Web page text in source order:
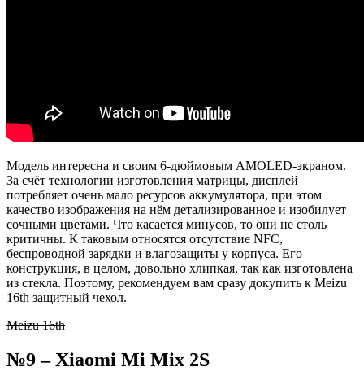
Модель интересна и своим 6-дюймовым AMOLED-экраном.
За счёт технологии изготовления матрицы, дисплей
потребляет очень мало ресурсов аккумулятора, при этом
качество изображения на нём детализированное и изобилует
сочными цветами. Что касается минусов, то они не столь
критичны. К таковым относятся отсутствие NFC,
беспроводной зарядки и влагозащиты у корпуса. Его
конструкция, в целом, довольно хлипкая, так как изготовлена
из стекла. Поэтому, рекомендуем вам сразу докупить к Meizu
16th защитный чехол.
Meizu 16th
№9 – Xiaomi Mi Mix 2S